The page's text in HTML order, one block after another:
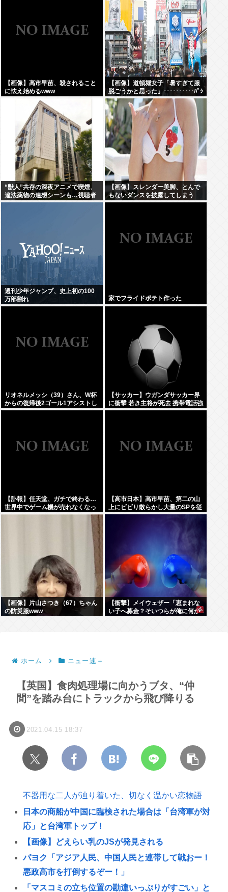
【画像】高市早苗、殺されること
に怯え始めるwww
【画像】道頓堀女子「暑すぎて服
脱ごうかと思った」･･････････ﾊﾟｼ
ｬｯ！！
“獣人”共存の深夜アニメで喫煙、
違法薬物の連想シーンも…視聴者
批判でBPO議論
【画像】スレンダー美脚、とんで
もないダンスを披露してしまう
www
週刊少年ジャンプ、史上初の100
万部割れ
家でフライドポテト作った
リオネルメッシ（39）さん、W杯
からの復帰後2ゴール1アシストし
てしまうwww
【サッカー】ウガンダサッカー界
に衝撃 若き主将が死去 携帯電話強
盗に抵抗した末に石で滅多打ち…
【訃報】任天堂、ガチで終わる…
世界中でゲーム機が売れなくなっ
てしまった模様
【高市日本】高市早苗、第二の山
上にビビり散らかし大量のSPを従
え演説台にも全面防弾ガラスを設
【画像】片山さつき（67）ちゃん
の防災服www
【衝撃】メイウェザー「恵まれな
い子へ募金？そいつらが俺に何か
ホーム ニュー速＋
【英国】食肉処理場に向かうブタ、“仲
間”を踏み台にトラックから飛び降りる
2021.04.15 18:37
不器用な二人が辿り着いた、切なく温かい恋物語
日本の商船が中国に臨検された場合は「台湾軍が対
応」と台湾軍トップ！
【画像】どえらい乳のJSが発見される
パヨク「アジア人民、中国人民と連帯して戦おー！
悪政高市を打倒するぞー！」
「マスコミの立ち位置の勘違いっぷりがすごい」と